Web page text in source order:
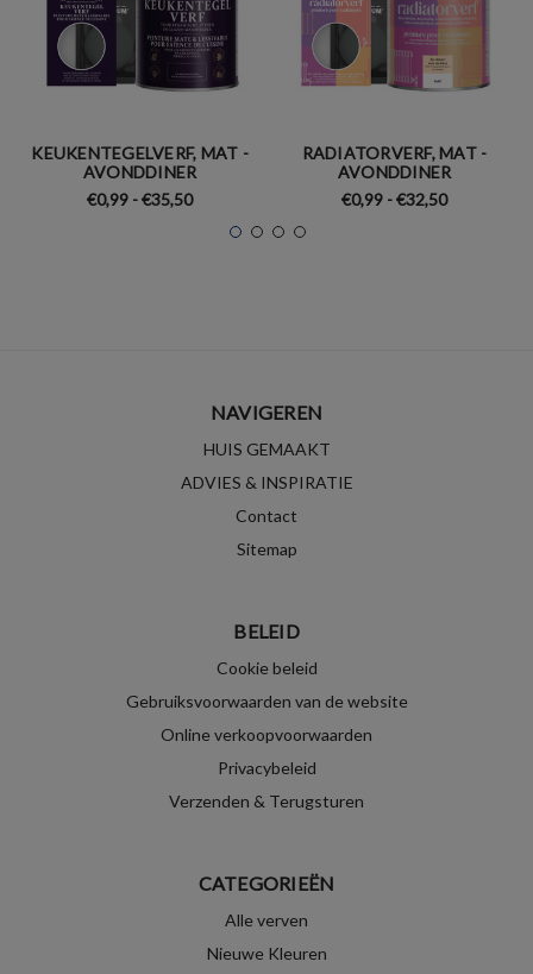
KEUKENTEGELVERF, MAT -
AVONDDINER
€0,99 - €35,50
RADIATORVERF, MAT -
AVONDDINER
€0,99 - €32,50
NAVIGEREN
HUIS GEMAAKT
ADVIES & INSPIRATIE
Contact
Sitemap
BELEID
Cookie beleid
Gebruiksvoorwaarden van de website
Online verkoopvoorwaarden
Privacybeleid
Verzenden & Terugsturen
CATEGORIEËN
Alle verven
Nieuwe Kleuren